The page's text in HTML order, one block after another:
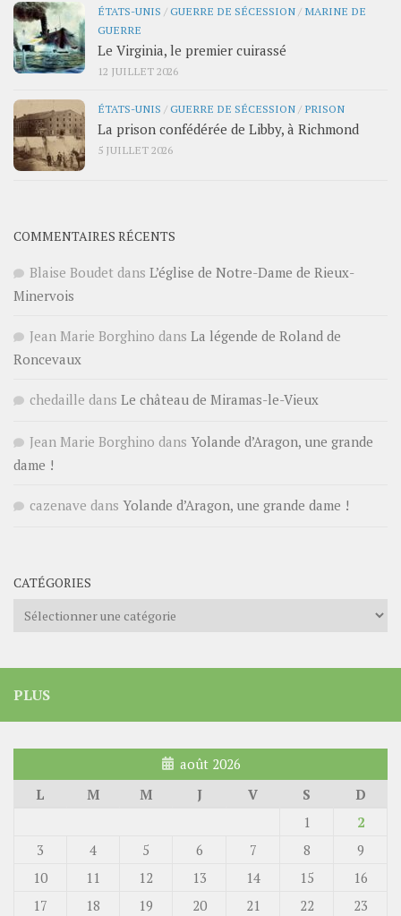
ÉTATS-UNIS /GUERRE DE SÉCESSION/ MARINE DE
GUERRE
Le Virginia, le premier cuirassé
12 JUILLET 2026
ÉTATS-UNIS /GUERRE DE SÉCESSION/ PRISON
La prison confédérée de Libby, à Richmond
5 JUILLET 2026
COMMENTAIRES RÉCENTS
Blaise Boudet dans L’église de Notre-Dame de Rieux-
Minervois
Jean Marie Borghino dans La légende de Roland de
Roncevaux
chedaille dans Le château de Miramas-le-Vieux
Jean Marie Borghino dans Yolande d’Aragon, une grande
dame !
cazenave dans Yolande d’Aragon, une grande dame !
CATÉGORIES
Catégories
PLUS
août 2026
L
M M J V S
D
1
2
3
4 5 6 7 8
9
10
11 12 13 14 15
16
17
18 19 20 21 22
23